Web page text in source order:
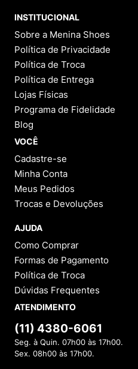
INSTITUCIONAL
Sobre a Menina Shoes
Política de Privacidade
Política de Troca
Política de Entrega
Lojas Físicas
Programa de Fidelidade
Blog
VOCÊ
Cadastre-se
Minha Conta
Meus Pedidos
Trocas e Devoluções
AJUDA
Como Comprar
Formas de Pagamento
Política de Troca
Dúvidas Frequentes
ATENDIMENTO
(11) 4380-6061
Seg. à Quin. 07h00 às 17h00.
Sex. 08h00 às 17h00.